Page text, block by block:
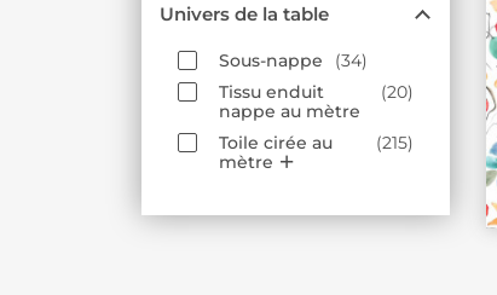
Univers de la table
Sous-nappe
34
Tissu enduit
nappe au mètre
20
Toile cirée au
mètre
215